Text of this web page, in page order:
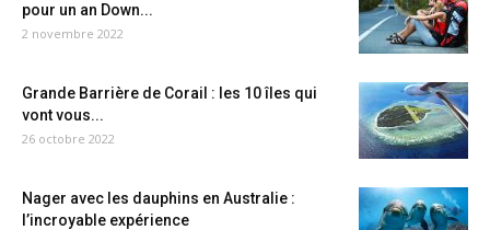
pour un an Down...
2 novembre 2022
Grande Barrière de Corail : les 10 îles qui
vont vous...
26 octobre 2022
Nager avec les dauphins en Australie :
l’incroyable expérience